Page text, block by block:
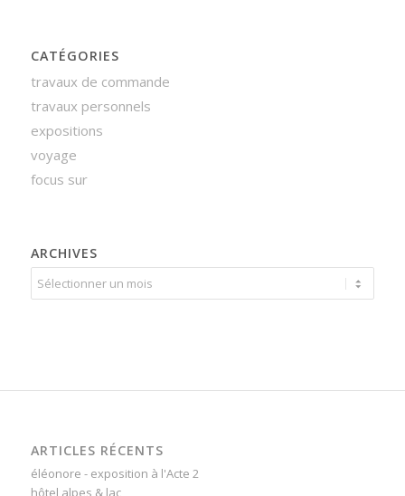
CATÉGORIES
travaux de commande
travaux personnels
expositions
voyage
focus sur
ARCHIVES
ARTICLES RÉCENTS
éléonore - exposition à l'Acte 2
hôtel alpes & lac